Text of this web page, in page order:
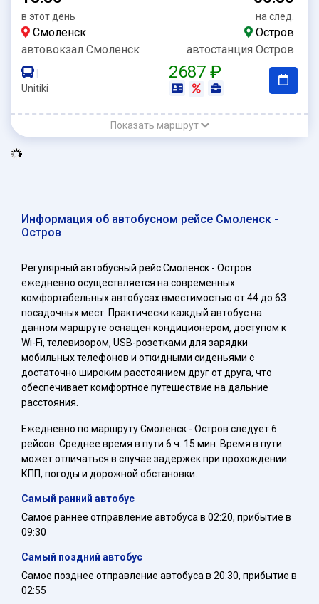
в этот день на след.
Смоленск
Остров
автовокзал Смоленск
автостанция Остров
Unitiki
2687 ₽
Показать маршрут
Информация об автобусном рейсе Смоленск -
Остров
Регулярный автобусный рейс Смоленск - Остров
ежедневно осуществляется на современных
комфортабельных автобусах вместимостью от 44 до 63
посадочных мест. Практически каждый автобус на
данном маршруте оснащен кондиционером, доступом к
Wi-Fi, телевизором, USB-розетками для зарядки
мобильных телефонов и откидными сиденьями с
достаточно широким расстоянием друг от друга, что
обеспечивает комфортное путешествие на дальние
расстояния.
Ежедневно по маршруту Смоленск - Остров следует 6
рейсов. Среднее время в пути 6 ч. 15 мин. Время в пути
может отличаться в случае задержек при прохождении
КПП, погоды и дорожной обстановки.
Самый ранний автобус
Самое раннее отправление автобуса в 02:20, прибытие в
09:30
Самый поздний автобус
Самое позднее отправление автобуса в 20:30, прибытие в
02:55